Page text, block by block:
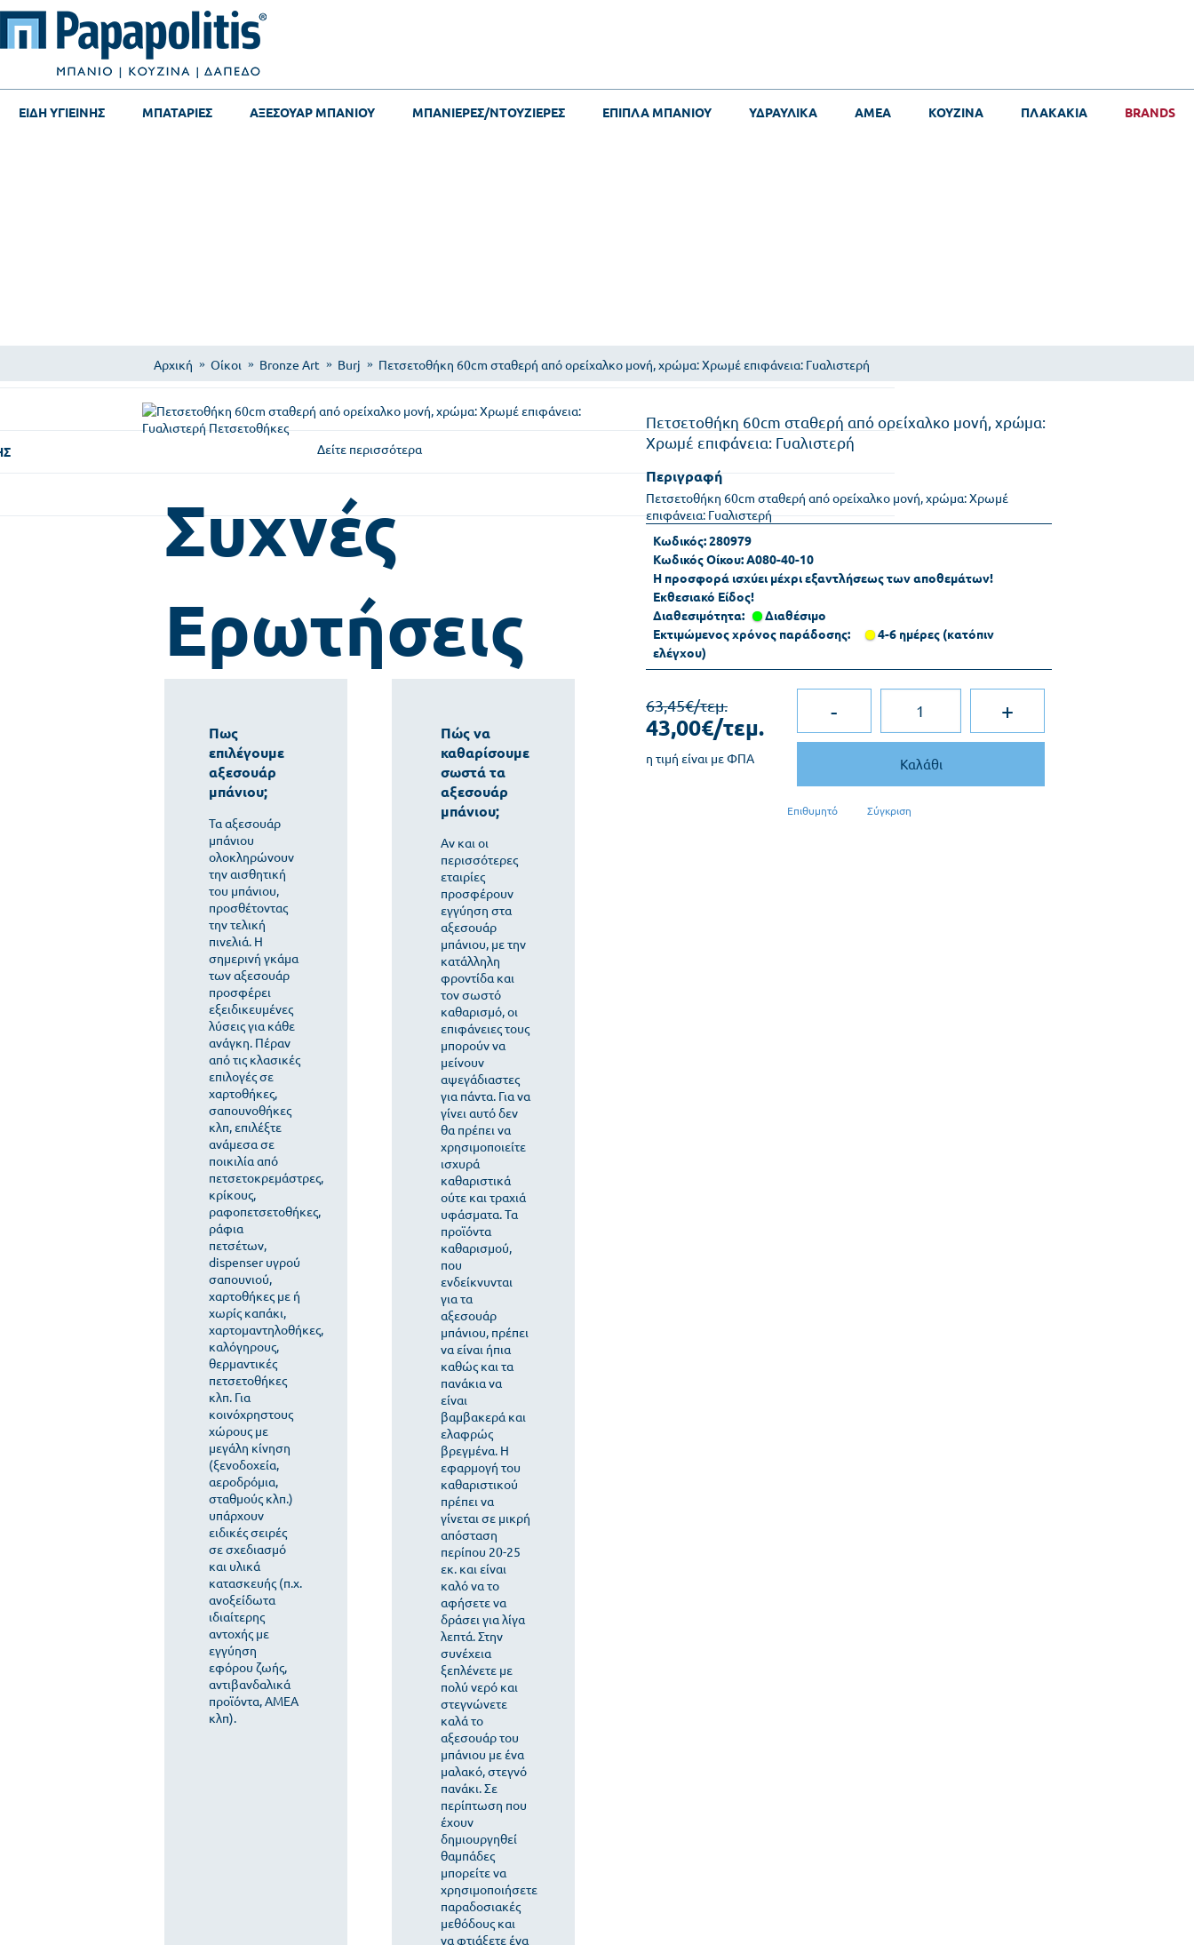
ΕΙΔΗ ΥΓΙΕΙΝΗΣ ΜΠΑΤΑΡΙΕΣ ΑΞΕΣΟΥΑΡ ΜΠΑΝΙΟΥ ΜΠΑΝΙΕΡΕΣ/ΝΤΟΥΖΙΕΡΕΣ ΕΠΙΠΛΑ ΜΠΑΝΙΟΥ ΥΔΡΑΥΛΙΚΑ ΑΜΕΑ ΚΟΥΖΙΝΑ ΠΛΑΚΑΚΙΑ BRANDS
Αρχική Οίκοι Bronze Art Burj Πετσετοθήκη 60cm σταθερή από ορείχαλκο μονή, χρώμα: Χρωμέ επιφάνεια: Γυαλιστερή
Δείτε περισσότερα
Συχνές
Ερωτήσεις
Πως
επιλέγουμε
αξεσουάρ
μπάνιου;
Τα αξεσουάρ
μπάνιου
ολοκληρώνουν
την αισθητική
του μπάνιου,
προσθέτοντας
την τελική
πινελιά. Η
σημερινή γκάμα
των αξεσουάρ
προσφέρει
εξειδικευμένες
λύσεις για κάθε
ανάγκη. Πέραν
από τις κλασικές
επιλογές σε
χαρτοθήκες,
σαπουνοθήκες
κλπ, επιλέξτε
ανάμεσα σε
ποικιλία από
πετσετοκρεμάστρες,
κρίκους,
ραφοπετσετοθήκες,
ράφια
πετσέτων,
dispenser υγρού
σαπουνιού,
χαρτοθήκες με ή
χωρίς καπάκι,
χαρτομαντηλοθήκες,
καλόγηρους,
θερμαντικές
πετσετοθήκες
κλπ. Για
κοινόχρηστους
χώρους με
μεγάλη κίνηση
(ξενοδοχεία,
αεροδρόμια,
σταθμούς κλπ.)
υπάρχουν
ειδικές σειρές
σε σχεδιασμό
και υλικά
κατασκευής (π.χ.
ανοξείδωτα
ιδιαίτερης
αντοχής με
εγγύηση
εφόρου ζωής,
αντιβανδαλικά
προϊόντα, ΑΜΕΑ
κλπ).
Πώς να
καθαρίσουμε
σωστά τα
αξεσουάρ
μπάνιου;
Αν και οι
περισσότερες
εταιρίες
προσφέρουν
εγγύηση στα
αξεσουάρ
μπάνιου, με την
κατάλληλη
φροντίδα και
τον σωστό
καθαρισμό, οι
επιφάνειες τους
μπορούν να
μείνουν
αψεγάδιαστες
για πάντα. Για να
γίνει αυτό δεν
θα πρέπει να
χρησιμοποιείτε
ισχυρά
καθαριστικά
ούτε και τραχιά
υφάσματα. Τα
προϊόντα
καθαρισμού,
που
ενδείκνυνται
για τα
αξεσουάρ
μπάνιου, πρέπει
να είναι ήπια
καθώς και τα
πανάκια να
είναι
βαμβακερά και
ελαφρώς
βρεγμένα. Η
εφαρμογή του
καθαριστικού
πρέπει να
γίνεται σε μικρή
απόσταση
περίπου 20-25
εκ. και είναι
καλό να το
αφήσετε να
δράσει για λίγα
λεπτά. Στην
συνέχεια
ξεπλένετε με
πολύ νερό και
στεγνώνετε
καλά το
αξεσουάρ του
μπάνιου με ένα
μαλακό, στεγνό
πανάκι. Σε
περίπτωση που
έχουν
δημιουργηθεί
θαμπάδες
μπορείτε να
χρησιμοποιήσετε
παραδοσιακές
μεθόδους και
να φτιάξετε ένα
Πετσετοθήκη 60cm σταθερή από ορείχαλκο μονή, χρώμα:
Χρωμέ επιφάνεια: Γυαλιστερή
Περιγραφή
Πετσετοθήκη 60cm σταθερή από ορείχαλκο μονή, χρώμα: Χρωμέ
επιφάνεια: Γυαλιστερή
Κωδικός:280979
Κωδικός Οίκου:A080-40-10
Η προσφορά ισχύει μέχρι εξαντλήσεως των αποθεμάτων!
Εκθεσιακό Είδος!
Διαθεσιμότητα:
Διαθέσιμο
Εκτιμώμενος χρόνος παράδοσης:
4-6 ημέρες (κατόπιν
ελέγχου)
63,45€/τεμ.
43,00€/τεμ.
η τιμή είναι με ΦΠΑ
- +
Καλάθι
Επιθυμητό Σύγκριση